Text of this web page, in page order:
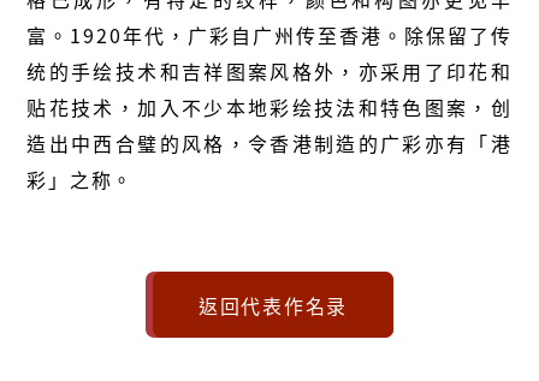
富。1920年代，广彩自广州传至香港。除保留了传
统的手绘技术和吉祥图案风格外，亦采用了印花和
贴花技术，加入不少本地彩绘技法和特色图案，创
造出中西合璧的风格，令香港制造的广彩亦有「港
彩」之称。
返回代表作名录